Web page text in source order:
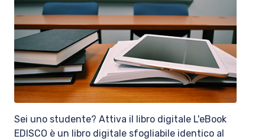
Sei uno studente? Attiva il libro digitale L'eBook
EDISCO è un libro digitale sfogliabile identico al